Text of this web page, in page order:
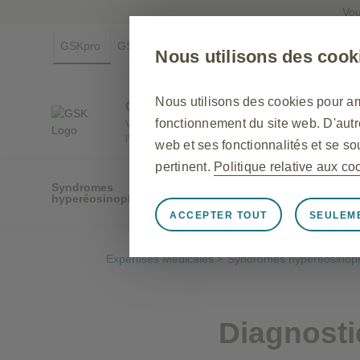
GSKpro GSKmed
GSKpro.com
Vous informer sur
l’essentiel
Médicaments
Syndromes
hyperéosinophiliques
Expertises Médicales> Syndromes
Nous utilisons des
Nous utilisons des cookies pour
fonctionnement du site web.
web et ses fonctionnalités et se
pertinent. Politique relative aux
Toujours actifs Cookies
Nécessaires au bon
le réglage de vos préférences en
pouvez configurer votre
ACCEPTER TOUT